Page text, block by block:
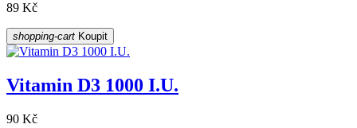
89 Kč
shopping-cart Koupit
Vitamin D3 1000 I.U.
90 Kč